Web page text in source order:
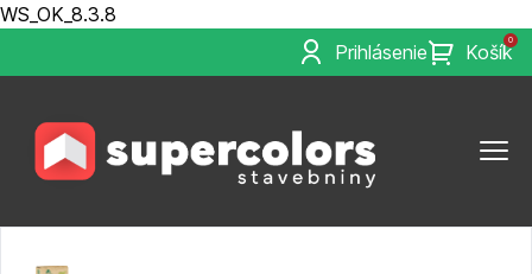
WS_OK_8.3.8
Prihlásenie
0
Košík